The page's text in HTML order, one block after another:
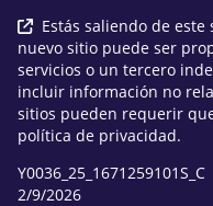
Estás saliendo de este
nuevo sitio puede ser
servicios o un tercero
incluir información no
sitios pueden requerir
política de privacidad.
2/9/2026